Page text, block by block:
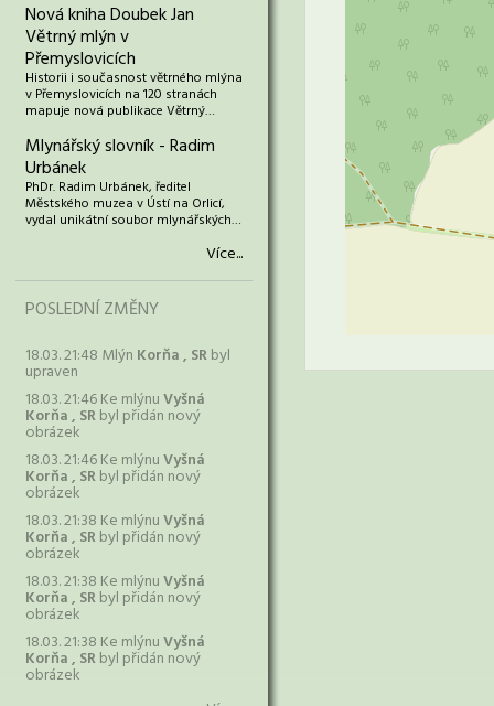
Nová kniha Doubek Jan
Větrný mlýn v
Přemyslovicích
Historii i současnost větrného mlýna
v Přemyslovicích na 120 stranách
mapuje nová publikace Větrný…
Mlynářský slovník - Radim
Urbánek
PhDr. Radim Urbánek, ředitel
Městského muzea v Ústí na Orlicí,
vydal unikátní soubor mlynářských…
Více...
POSLEDNÍ ZMĚNY
18.03. 21:48 Mlýn Korňa , SRbyl
upraven
18.03. 21:46 Ke mlýnuVyšná
Korňa , SRbyl přidán nový
obrázek
18.03. 21:46 Ke mlýnuVyšná
Korňa , SRbyl přidán nový
obrázek
18.03. 21:38 Ke mlýnuVyšná
Korňa , SRbyl přidán nový
obrázek
18.03. 21:38 Ke mlýnuVyšná
Korňa , SRbyl přidán nový
obrázek
18.03. 21:38 Ke mlýnuVyšná
Korňa , SRbyl přidán nový
obrázek